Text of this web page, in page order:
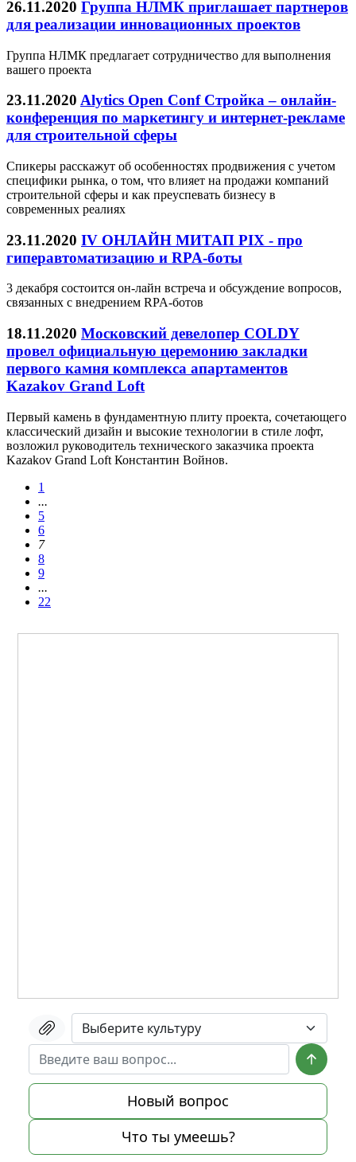
26.11.2020 Группа НЛМК приглашает партнеров
для реализации инновационных проектов
Группа НЛМК предлагает сотрудничество для выполнения
вашего проекта
23.11.2020 Alytics Open Conf Стройка – онлайн-
конференция по маркетингу и интернет-рекламе
для строительной сферы
Спикеры расскажут об особенностях продвижения с учетом
специфики рынка, о том, что влияет на продажи компаний
строительной сферы и как преуспевать бизнесу в
современных реалиях
23.11.2020 IV ОНЛАЙН МИТАП PIX - про
гиперавтоматизацию и RPA-боты
3 декабря состоится он-лайн встреча и обсуждение вопросов,
связанных с внедрением RPA-ботов
18.11.2020 Московский девелопер COLDY
провел официальную церемонию закладки
первого камня комплекса апартаментов
Kazakov Grand Loft
Первый камень в фундаментную плиту проекта, сочетающего
классический дизайн и высокие технологии в стиле лофт,
возложил руководитель технического заказчика проекта
Kazakov Grand Loft Константин Войнов.
1
...
5
6
7
8
9
...
22